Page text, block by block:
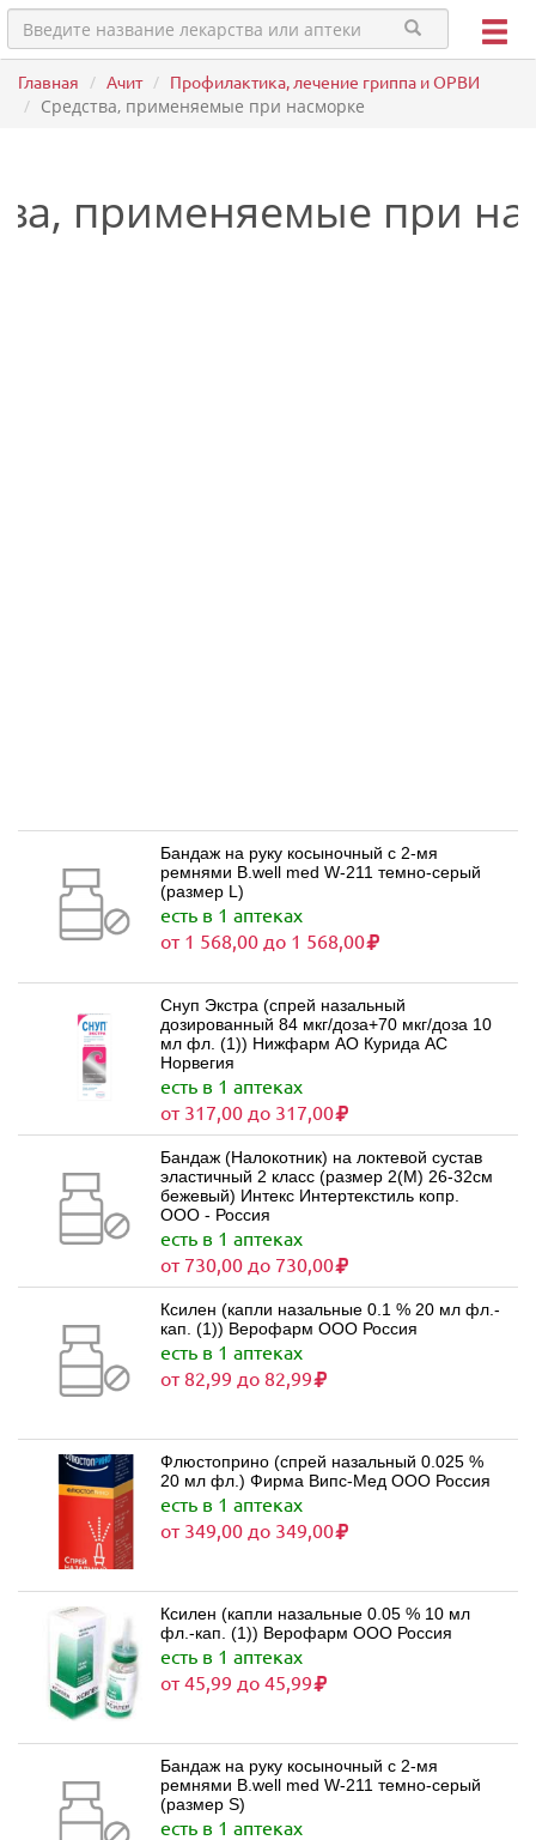
Главная Ачит Профилактика, лечение гриппа и ОРВИ
Средства, применяемые при насморке
применяемые при
Бандаж на руку косыночный с 2-мя
ремнями B.well med W-211 темно-серый
(размер L)
есть в 1 аптеках
от 1 568,00 до 1 568,00
Снуп Экстра (спрей назальный
дозированный 84 мкг/доза+70 мкг/доза 10
мл фл. (1)) Нижфарм АО Курида АС
Норвегия
есть в 1 аптеках
от 317,00 до 317,00
Бандаж (Налокотник) на локтевой сустав
эластичный 2 класс (размер 2(M) 26-32см
бежевый) Интекс Интертекстиль копр.
ООО - Россия
есть в 1 аптеках
от 730,00 до 730,00
Ксилен (капли назальные 0.1 % 20 мл фл.-
кап. (1)) Верофарм ООО Россия
есть в 1 аптеках
от 82,99 до 82,99
Флюстоприно (спрей назальный 0.025 %
20 мл фл.) Фирма Випс-Мед ООО Россия
есть в 1 аптеках
от 349,00 до 349,00
Ксилен (капли назальные 0.05 % 10 мл
фл.-кап. (1)) Верофарм ООО Россия
есть в 1 аптеках
от 45,99 до 45,99
Бандаж на руку косыночный с 2-мя
ремнями B.well med W-211 темно-серый
(размер S)
есть в 1 аптеках